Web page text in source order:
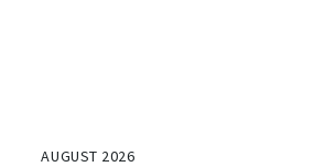
AUGUST 2026